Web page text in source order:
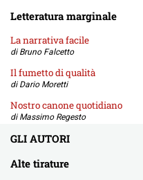
Letteratura marginale
La narrativa facile
di Bruno Falcetto
Il fumetto di qualità
di Dario Moretti
Nostro canone quotidiano
di Massimo Regesto
GLI AUTORI
Alte tirature